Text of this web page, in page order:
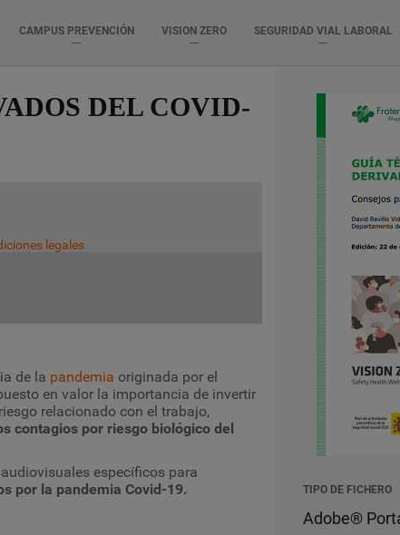
CAMPUS PREVENCIÓN VISION ZERO SEGURIDAD VIAL LABORAL
DEL COVID-
legales
de la pandemia originada por el
en valor la importancia de invertir
relacionado con el trabajo,
contagios por riesgo biológico del
específicos para
por la pandemia Covid-19. TIPO DE FICHERO
Adobe®